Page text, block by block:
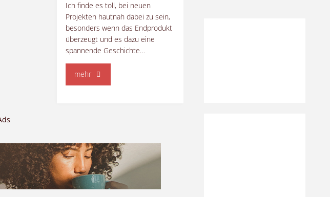
Ich finde es toll, bei neuen
Projekten hautnah dabei zu sein,
besonders wenn das Endprodukt
überzeugt und es dazu eine
spannende Geschichte…
mehr"Camping